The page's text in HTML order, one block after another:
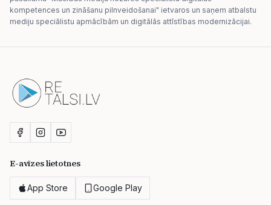
kompetences un zināšanu pilnveidošanai" ietvaros un saņem atbalstu
mediju speciālistu apmācībām un digitālās attīstības modernizācijai.
E-avīzes lietotnes
App Store Google Play